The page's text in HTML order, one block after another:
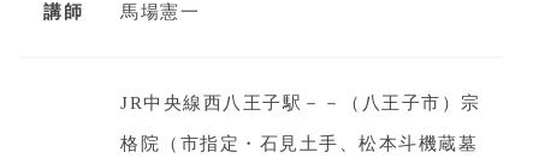
講師 馬場憲一
JR中央線西八王子駅－－（八王子市）宗
格院（市指定・石見土手、松本斗機蔵墓